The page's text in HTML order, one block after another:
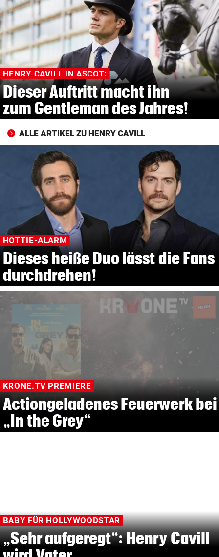
© Krone Multimedia GmbH & Co KG 2026
Muthgasse 2, 1190 Wien
HENRY CAVILL IN ASCOT:
Dieser Auftritt macht ihn
zum Gentleman des Jahres!
ALLE ARTIKEL ZU HENRY CAVILL
HOTTIE-ALARM
Dieses heiße Duo lässt die Fans
durchdrehen!
KRONE.TV PREMIERE
Actiongeladenes Feuerwerk bei
„In the Grey“
BABY FÜR HOLLYWOODSTAR
„Sehr aufgeregt“: Henry Cavill